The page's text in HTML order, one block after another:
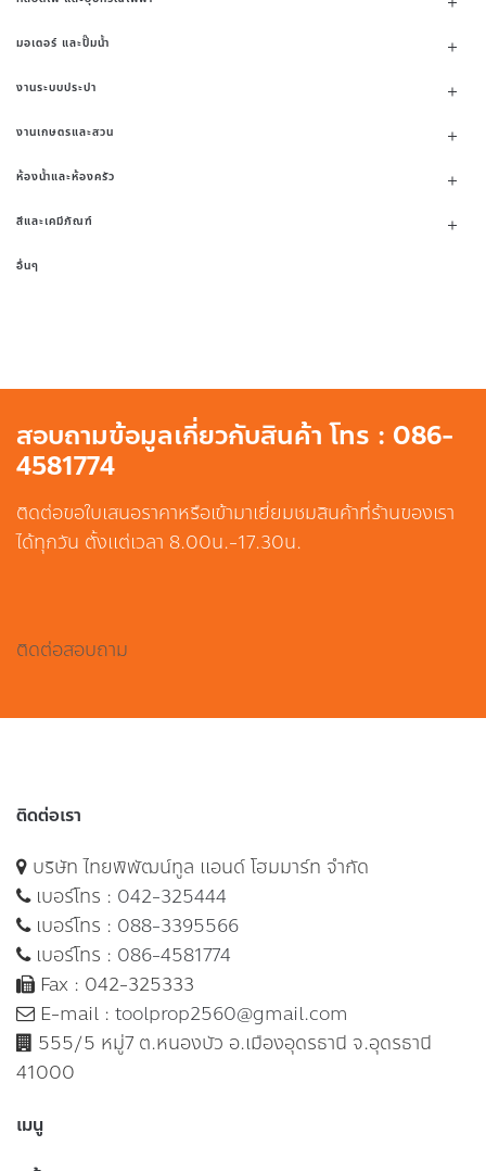
มอเตอร์ และปั๊มน้ำ
งานระบบประปา
งานเกษตรและสวน
ห้องน้ำและห้องครัว
สีและเคมีภัณฑ์
อื่นๆ
สอบถามข้อมูลเกี่ยวกับสินค้า โทร : 086-
4581774
ติดต่อขอใบเสนอราคาหรือเข้ามาเยี่ยมชมสินค้าที่ร้านของเรา
ได้ทุกวัน ตั้งแต่เวลา 8.00น.-17.30น.
ติดต่อสอบถาม
ติดต่อเรา
บริษัท ไทยพิพัฒน์ทูล แอนด์ โฮมมาร์ท จำกัด
เบอร์โทร : 042-325444
เบอร์โทร : 088-3395566
เบอร์โทร : 086-4581774
Fax : 042-325333
E-mail : toolprop2560@gmail.com
555/5 หมู่7 ต.หนองบัว อ.เมืองอุดรธานี จ.อุดรธานี
41000
เมนู